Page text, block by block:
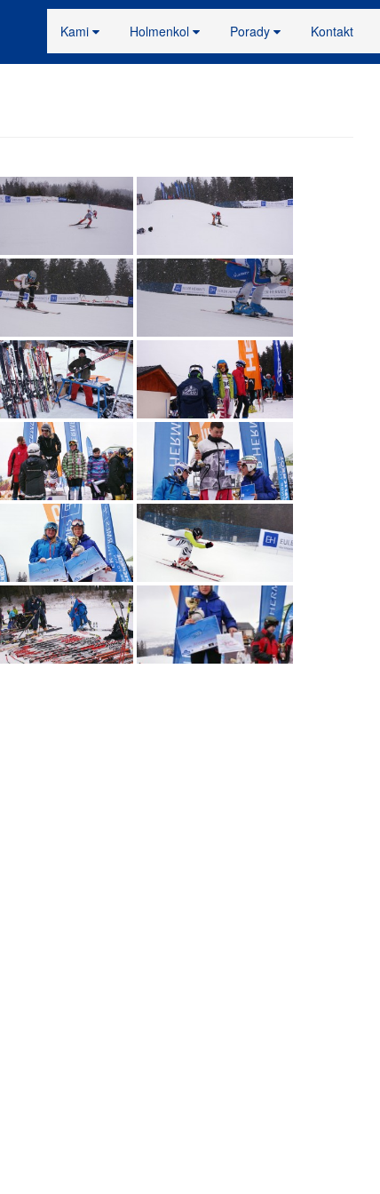
Kami Holmenkol Porady Kontakt